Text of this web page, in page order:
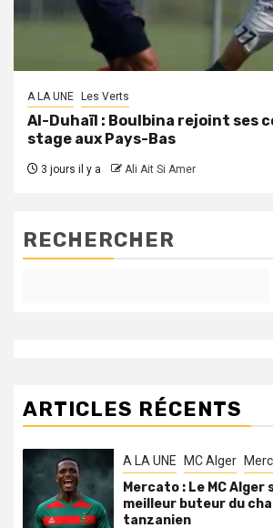
A LA UNE Les Verts
Al-Duhaïl : Boulbina rejoint ses
stage aux Pays-Bas
3 jours il y a Ali Ait Si Amer
RECHERCHER
ARTICLES RÉCENTS
A LA UNE MC Alger
Mercato : Le MC Alger
meilleur buteur du
tanzanien